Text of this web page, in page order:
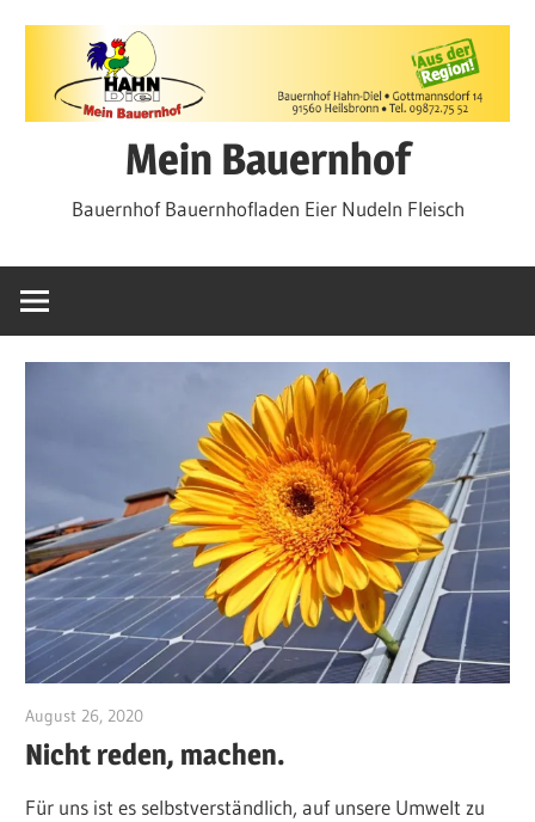
springen
Mein Bauernhof
Bauernhof Bauernhofladen Eier Nudeln Fleisch
August 26, 2020
Nicht reden, machen.
Für uns ist es selbstverständlich, auf unsere Umwelt zu